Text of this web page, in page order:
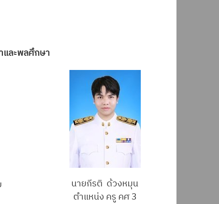
และพลศึกษา
นายกีรติ ด้วงหมุน
ตำแหน่ง ครู คศ 3